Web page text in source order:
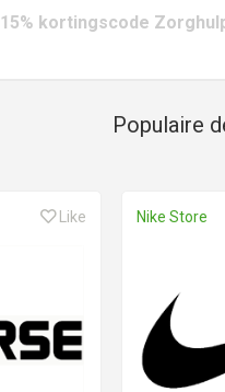
15% kortingscode
Populaire
Like Nike Store